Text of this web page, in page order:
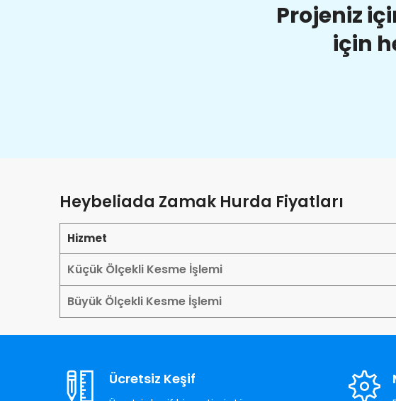
Projeniz
için
Heybeliada Zamak Hurda Fiyatları
Hizmet
Küçük Ölçekli Kesme İşlemi
Büyük Ölçekli Kesme İşlemi
Ücretsiz Keşif